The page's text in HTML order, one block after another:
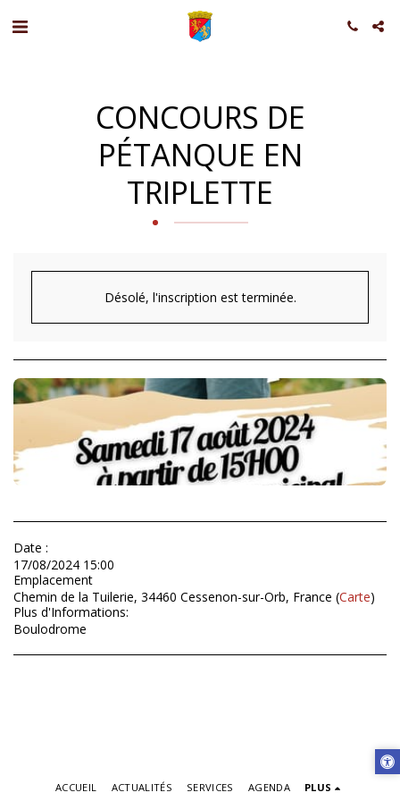
CONCOURS DE
PÉTANQUE EN
TRIPLETTE
Désolé, l'inscription est terminée.
Date :
17/08/2024 15:00
Emplacement
Chemin de la Tuilerie, 34460 Cessenon-sur-Orb, France (Carte)
Plus d'Informations:
Boulodrome
ACCUEIL ACTUALITÉS SERVICES AGENDA PLUS